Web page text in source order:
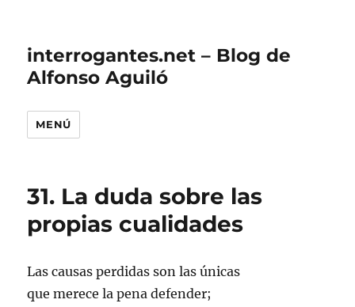
interrogantes.net – Blog de
Alfonso Aguiló
MENÚ
31. La duda sobre las
propias cualidades
Las causas perdidas son las únicas
que merece la pena defender;